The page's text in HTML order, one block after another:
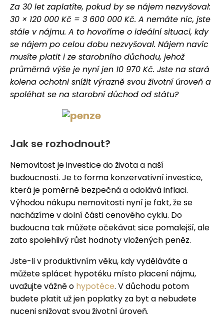
Za 30 let zaplatíte, pokud by se nájem nezvyšoval:
30 × 120 000 Kč = 3 600 000 Kč. A nemáte nic, jste
stále v nájmu. A to hovoříme o ideální situaci, kdy
se nájem po celou dobu nezvyšoval. Nájem navíc
musíte platit i ze starobního důchodu, jehož
průměrná výše je nyní jen 10 970 Kč. Jste na stará
kolena ochotni snížit výrazně svou životní úroveň a
spoléhat se na starobní důchod od státu?
Jak se rozhodnout?
Nemovitost je investice do života a naší
budoucnosti. Je to forma konzervativní investice,
která je poměrně bezpečná a odolává inflaci.
Výhodou nákupu nemovitosti nyní je fakt, že se
nacházíme v dolní části cenového cyklu. Do
budoucna tak můžete očekávat sice pomalejší, ale
zato spolehlivý růst hodnoty vložených peněz.
Jste-li v produktivním věku, kdy vyděláváte a
můžete splácet hypotéku místo placení nájmu,
uvažujte vážně o hypotéce. V důchodu potom
budete platit už jen poplatky za byt a nebudete
nuceni snižovat svou životní úroveň.